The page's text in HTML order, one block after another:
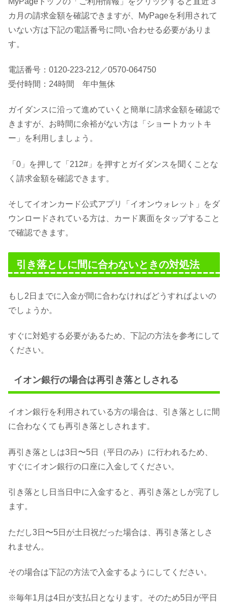
カ月の請求金額を確認できますが、MyPageを利用されて
いない方は下記の電話番号に問い合わせる必要がありま
す。
電話番号：0120-223-212／0570-064750
受付時間：24時間 年中無休
ガイダンスに沿って進めていくと簡単に請求金額を確認で
きますが、お時間に余裕がない方は「ショートカットキ
ー」を利用しましょう。
「0」を押して「212#」を押すとガイダンスを聞くことな
く請求金額を確認できます。
そしてイオンカード公式アプリ「イオンウォレット」をダ
ウンロードされている方は、カード裏面をタップすること
で確認できます。
引き落としに間に合わないときの対処法
もし2日までに入金が間に合わなければどうすればよいの
でしょうか。
すぐに対処する必要があるため、下記の方法を参考にして
ください。
イオン銀行の場合は再引き落としされる
イオン銀行を利用されている方の場合は、引き落としに間
に合わなくても再引き落としされます。
再引き落としは3日〜5日（平日のみ）に行われるため、
すぐにイオン銀行の口座に入金してください。
引き落とし日当日中に入金すると、再引き落としが完了し
ます。
ただし3日〜5日が土日祝だった場合は、再引き落としさ
れません。
その場合は下記の方法で入金するようにしてください。
※毎年1月は4日が支払日となります。そのため5日が平日